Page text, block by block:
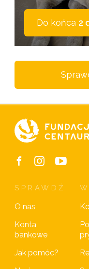
Do końca 2
SPRAWDŹ
O nas
Konta
bankowe
Jak pomóc?